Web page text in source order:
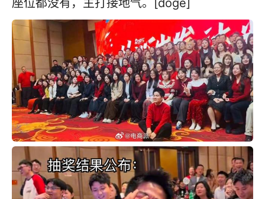
座位都没有，主打接地气。[doge]